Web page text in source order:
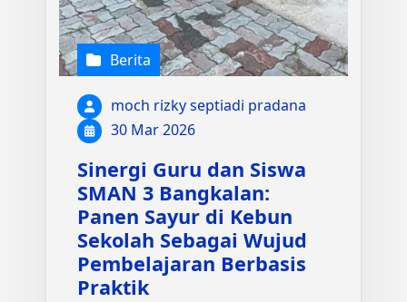
Berita
moch rizky septiadi pradana
30 Mar 2026
Sinergi Guru dan Siswa
SMAN 3 Bangkalan:
Panen Sayur di Kebun
Sekolah Sebagai Wujud
Pembelajaran Berbasis
Praktik